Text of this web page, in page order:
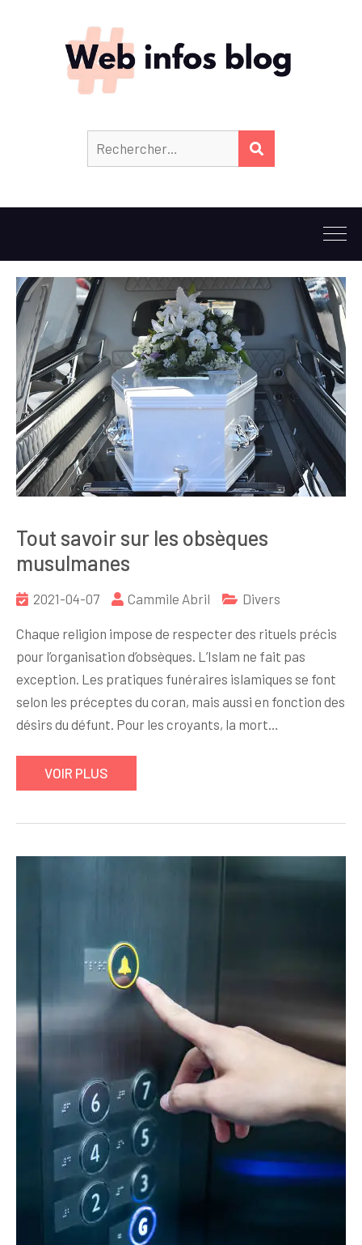
Tout savoir sur les obsèques
musulmanes
2021-04-07 Cammile Abril Divers
Chaque religion impose de respecter des rituels précis
pour l’organisation d’obsèques. L’Islam ne fait pas
exception. Les pratiques funéraires islamiques se font
selon les préceptes du coran, mais aussi en fonction des
désirs du défunt. Pour les croyants, la mort…
VOIR PLUS